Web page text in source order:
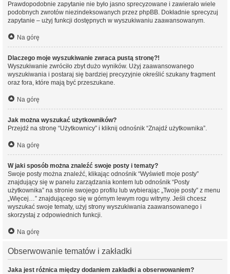
Prawdopodobnie zapytanie nie było jasno sprecyzowane i zawierało wiele
podobnych zwrotów niezindeksowanych przez phpBB. Dokładnie sprecyzuj
zapytanie – użyj funkcji dostępnych w wyszukiwaniu zaawansowanym.
Na górę
Dlaczego moje wyszukiwanie zwraca pustą stronę?!
Wyszukiwanie zwróciło zbyt dużo wyników. Użyj zaawansowanego
wyszukiwania i postaraj się bardziej precyzyjnie określić szukany fragment
oraz fora, które mają być przeszukane.
Na górę
Jak można wyszukać użytkowników?
Przejdź na stronę “Użytkownicy” i kliknij odnośnik “Znajdź użytkownika”.
Na górę
W jaki sposób można znaleźć swoje posty i tematy?
Swoje posty można znaleźć, klikając odnośnik “Wyświetl moje posty”
znajdujący się w panelu zarządzania kontem lub odnośnik “Posty
użytkownika” na stronie swojego profilu lub wybierając „Twoje posty” z menu
„Więcej…” znajdującego się w górnym lewym rogu witryny. Jeśli chcesz
wyszukać swoje tematy, użyj strony wyszukiwania zaawansowanego i
skorzystaj z odpowiednich funkcji.
Na górę
Obserwowanie tematów i zakładki
Jaka jest różnica między dodaniem zakładki a obserwowaniem?